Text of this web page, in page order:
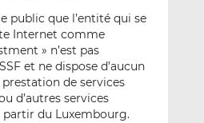
public que l’entité qui se
Internet comme
» n’est pas
et ne dispose d’aucun
de services
d’autres services
du Luxembourg.